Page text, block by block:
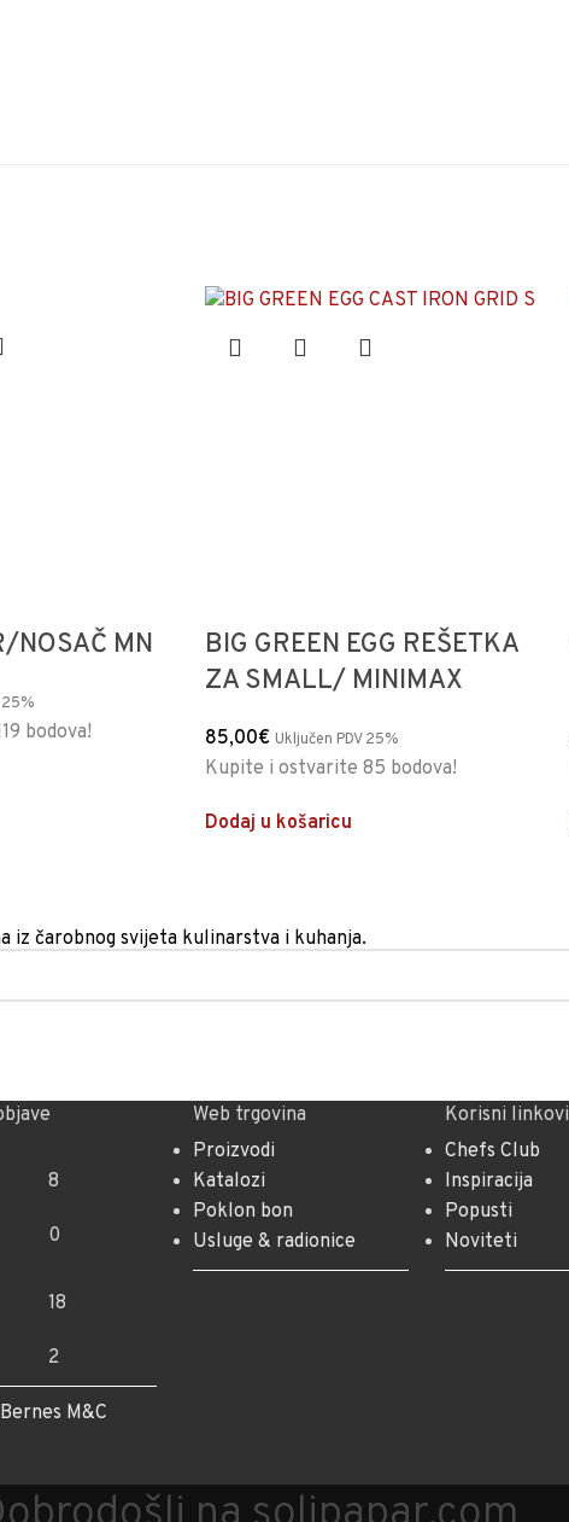
NOSAČ MN
25%
bodova!
BIG GREEN EGG REŠETKA
ZA SMALL/ MINIMAX
85,00€ Uključen PDV 25%
Kupite i ostvarite 85 bodova!
Dodaj u košaricu
čarobnog svijeta kulinarstva i kuhanja.
8
0
18
2
Web trgovina
Proizvodi
Katalozi
Poklon bon
Usluge & radionice
Korisni linkovi
Chefs Club
Inspiracija
Popusti
Noviteti
Bernes M&C